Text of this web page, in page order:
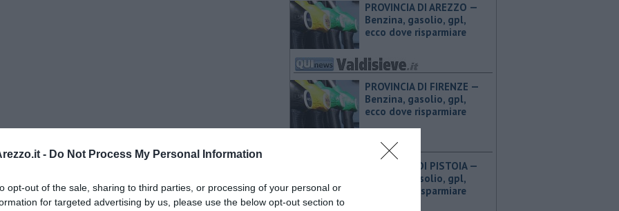
- Do Not Process My Personal Information
opt-out of the sale, sharing to third parties, or processing of your personal or
for targeted advertising by us, please use the below opt-out section to
PROVINCIA DI AREZZO — ​
Benzina, gasolio, gpl,
ecco dove risparmiare
PROVINCIA DI FIRENZE — ​
Benzina, gasolio, gpl,
ecco dove risparmiare
PROVINCIA DI PISTOIA — ​
Benzina, gasolio, gpl,
ecco dove risparmiare